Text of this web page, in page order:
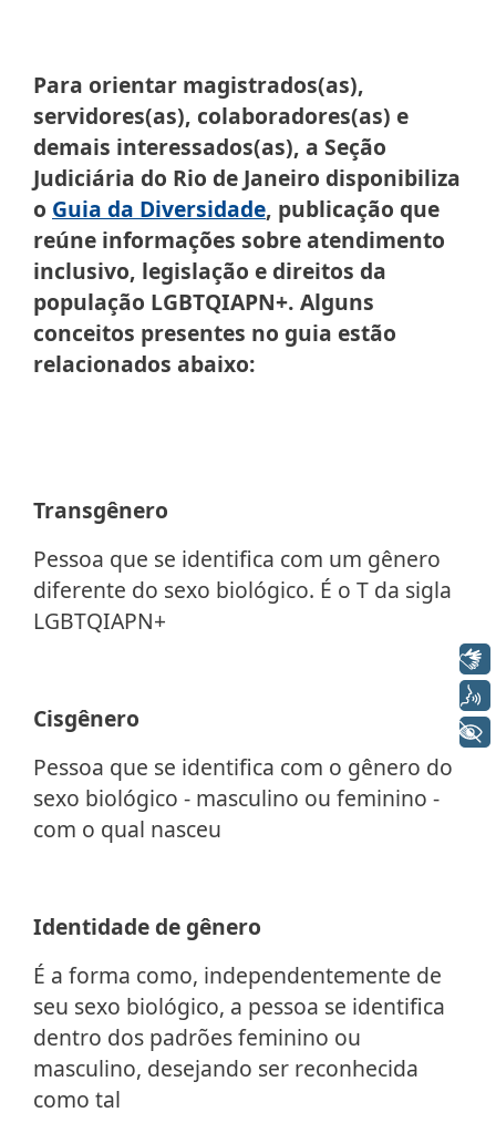
Para orientar magistrados(as),
servidores(as), colaboradores(as) e
demais interessados(as), a Seção
Judiciária do Rio de Janeiro disponibiliza
o Guia da Diversidade, publicação que
reúne informações sobre atendimento
inclusivo, legislação e direitos da
população LGBTQIAPN+. Alguns
conceitos presentes no guia estão
relacionados abaixo:
Transgênero
Pessoa que se identifica com um gênero
diferente do sexo biológico. É o T da sigla
LGBTQIAPN+
Cisgênero
Pessoa que se identifica com o gênero do
sexo biológico - masculino ou feminino -
com o qual nasceu
Identidade de gênero
É a forma como, independentemente de
seu sexo biológico, a pessoa se identifica
dentro dos padrões feminino ou
masculino, desejando ser reconhecida
como tal